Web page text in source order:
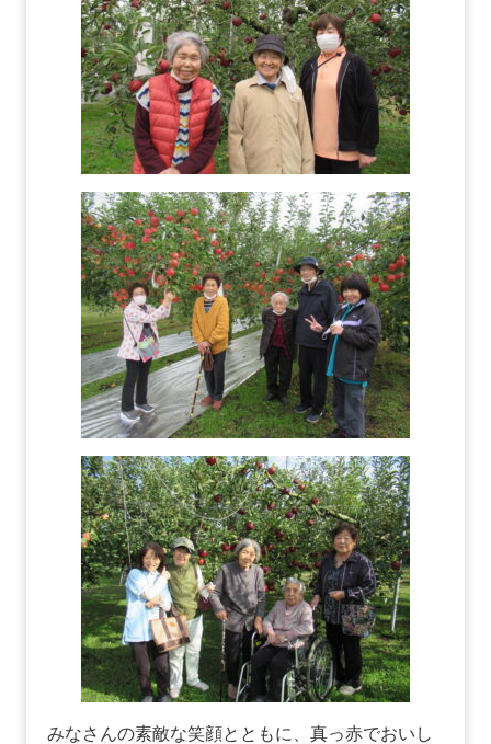
みなさんの素敵な笑顔とともに、真っ赤でおいし